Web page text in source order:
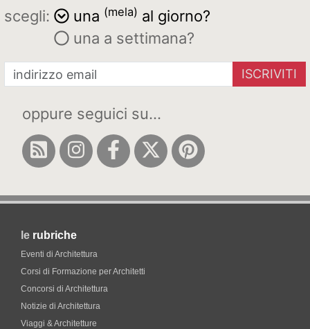
scegli: una (mela) al giorno?
una a settimana?
ISCRIVITI
oppure seguici su...
le rubriche
Eventi di Architettura
Corsi di Formazione per Architetti
Concorsi di Architettura
Notizie di Architettura
Viaggi & Architetture